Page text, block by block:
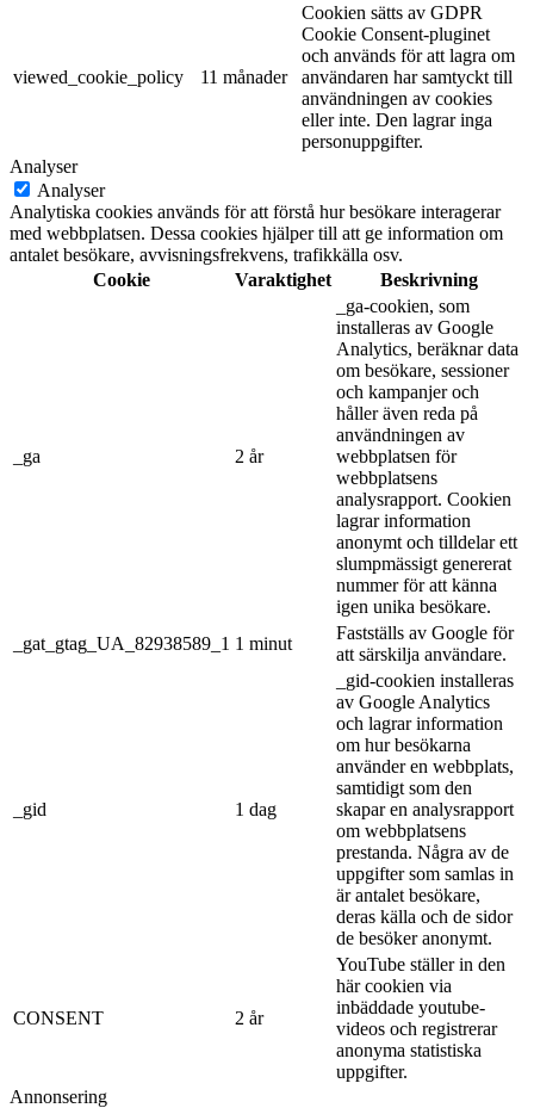
viewed_cookie_policy 11 månader
Cookien sätts av GDPR
Cookie Consent-pluginet
och används för att lagra om
användaren har samtyckt till
användningen av cookies
eller inte. Den lagrar inga
personuppgifter.
Analyser
Analyser
Analytiska cookies används för att förstå hur besökare interagerar
med webbplatsen. Dessa cookies hjälper till att ge information om
antalet besökare, avvisningsfrekvens, trafikkälla osv.
Cookie
Varaktighet Beskrivning
_ga 2 år
_ga-cookien, som
installeras av Google
Analytics, beräknar data
om besökare, sessioner
och kampanjer och
håller även reda på
användningen av
webbplatsen för
webbplatsens
analysrapport. Cookien
lagrar information
anonymt och tilldelar ett
slumpmässigt genererat
nummer för att känna
igen unika besökare.
_gat_gtag_UA_82938589_1 1 minut
Fastställs av Google för
att särskilja användare.
_gid 1 dag
_gid-cookien installeras
av Google Analytics
och lagrar information
om hur besökarna
använder en webbplats,
samtidigt som den
skapar en analysrapport
om webbplatsens
prestanda. Några av de
uppgifter som samlas in
är antalet besökare,
deras källa och de sidor
de besöker anonymt.
CONSENT 2 år
YouTube ställer in den
här cookien via
inbäddade youtube-
videos och registrerar
anonyma statistiska
uppgifter.
Annonsering